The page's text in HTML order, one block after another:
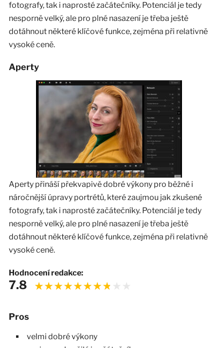
fotografy, tak i naprosté začátečníky. Potenciál je tedy
nesporně velký, ale pro plné nasazení je třeba ještě
dotáhnout některé klíčové funkce, zejména při relativně
vysoké ceně.
Aperty
Aperty přináší překvapivě dobré výkony pro běžné i
náročnější úpravy portrétů, které zaujmou jak zkušené
fotografy, tak i naprosté začátečníky. Potenciál je tedy
nesporně velký, ale pro plné nasazení je třeba ještě
dotáhnout některé klíčové funkce, zejména při relativně
vysoké ceně.
Hodnocení redakce:
7.8
Pros
velmi dobré výkony